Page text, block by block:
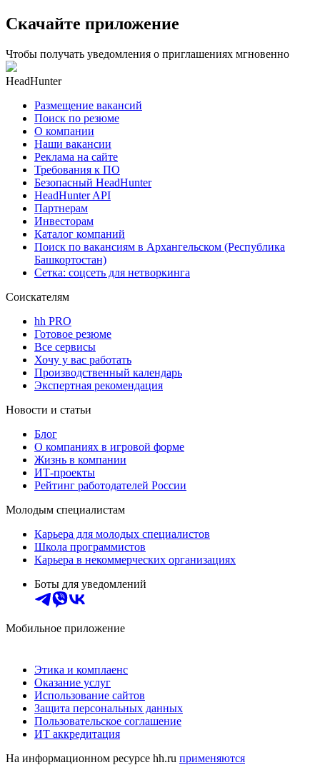
Скачайте приложение
Чтобы получать уведомления о приглашениях мгновенно
HeadHunter
Размещение вакансий
Поиск по резюме
О компании
Наши вакансии
Реклама на сайте
Требования к ПО
Безопасный HeadHunter
HeadHunter API
Партнерам
Инвесторам
Каталог компаний
Поиск по вакансиям в Архангельском (Республика
Башкортостан)
Сетка: соцсеть для нетворкинга
Соискателям
hh PRO
Готовое резюме
Все сервисы
Хочу у вас работать
Производственный календарь
Экспертная рекомендация
Новости и статьи
Блог
О компаниях в игровой форме
Жизнь в компании
ИТ-проекты
Рейтинг работодателей России
Молодым специалистам
Карьера для молодых специалистов
Школа программистов
Карьера в некоммерческих организациях
Боты для уведомлений
Мобильное приложение
Этика и комплаенс
Оказание услуг
Использование сайтов
Защита персональных данных
Пользовательское соглашение
ИТ аккредитация
На информационном ресурсе hh.ru применяются